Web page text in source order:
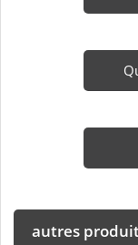
autres